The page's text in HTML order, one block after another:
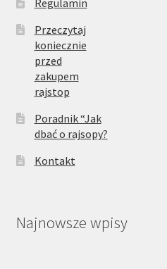
Przeczytaj
koniecznie
przed
zakupem
rajstop
Poradnik “Jak
dbać o rajsopy?
Kontakt
Najnowsze wpisy